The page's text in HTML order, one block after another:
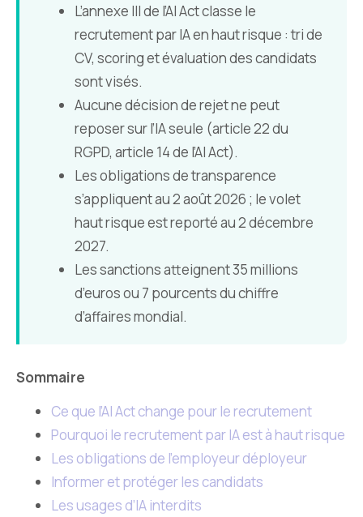
L’annexe III de l’AI Act classe le
recrutement par IA en haut risque : tri de
CV, scoring et évaluation des candidats
sont visés.
Aucune décision de rejet ne peut
reposer sur l’IA seule (article 22 du
RGPD, article 14 de l’AI Act).
Les obligations de transparence
s’appliquent au 2 août 2026 ; le volet
haut risque est reporté au 2 décembre
2027.
Les sanctions atteignent 35 millions
d’euros ou 7 pourcents du chiffre
d’affaires mondial.
Sommaire
Ce que l’AI Act change pour le recrutement
Pourquoi le recrutement par IA est à haut risque
Les obligations de l’employeur déployeur
Informer et protéger les candidats
Les usages d’IA interdits